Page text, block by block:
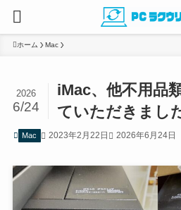
ホーム Mac
iMac、他不用品
ていただきまし
2026
6/24
Mac 2023年2月22日 2026年6月24日